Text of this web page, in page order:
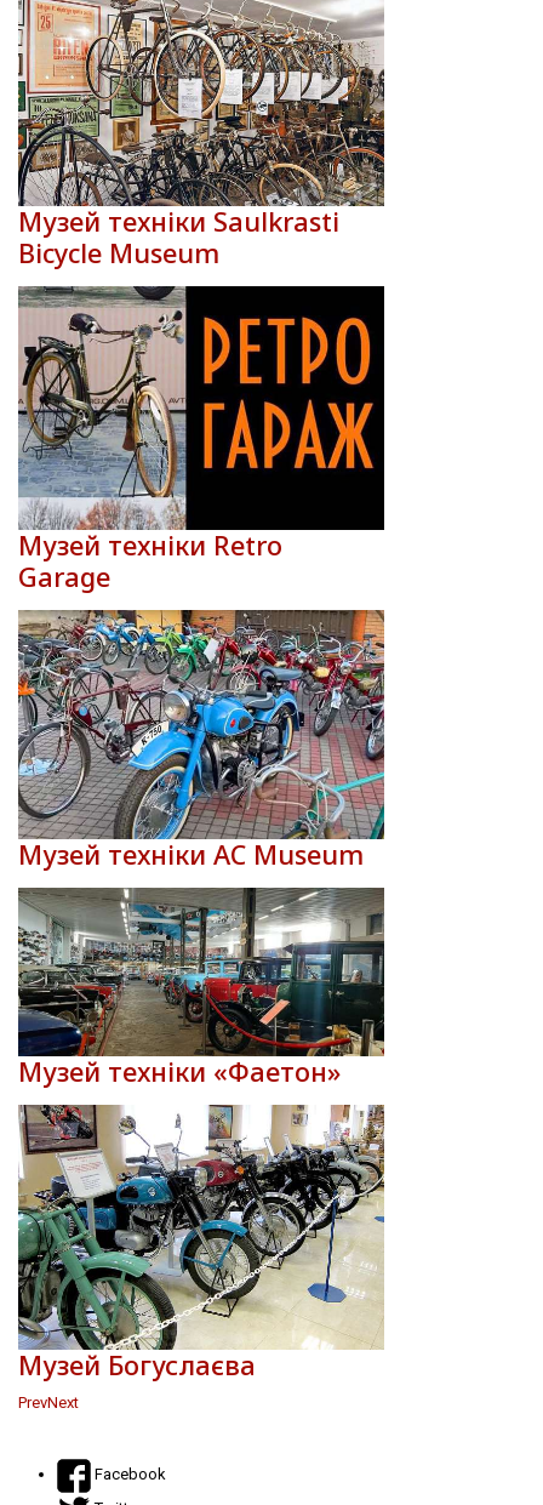
Музей техніки Saulkrasti
Bicycle Museum
Музей техніки Retro
Garage
Музей техніки AC Museum
Музей техніки «Фаетон»
Музей Богуслаєва
PrevNext
Facebook